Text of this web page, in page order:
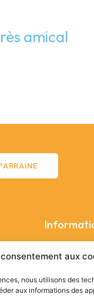
aux
nous utilisons des
aux informations des
amical
Où se
Mentions
Politique